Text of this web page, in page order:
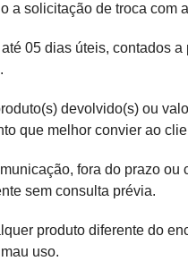
a solicitação de troca com
05 dias úteis, contados
devolvido(s) ou
que melhor convier ao
fora do prazo
sem consulta prévia.
produto diferente do
uso.